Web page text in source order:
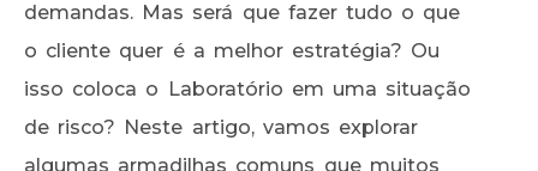
demandas. Mas será que fazer tudo o que
o cliente quer é a melhor estratégia? Ou
isso coloca o Laboratório em uma situação
de risco? Neste artigo, vamos explorar
algumas armadilhas comuns que muitos